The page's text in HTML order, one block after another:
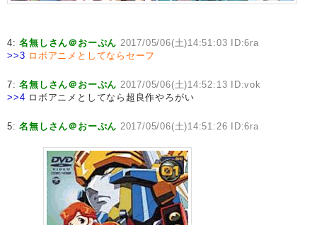
4:名無しさん＠おーぷん 2017/05/06(土)14:51:03 ID:6ra
>>3 ロボアニメとしてならセーフ
7:名無しさん＠おーぷん 2017/05/06(土)14:52:13 ID:vok
>>4 ロボアニメとしてなら超良作やろがい
5:名無しさん＠おーぷん 2017/05/06(土)14:51:26 ID:6ra